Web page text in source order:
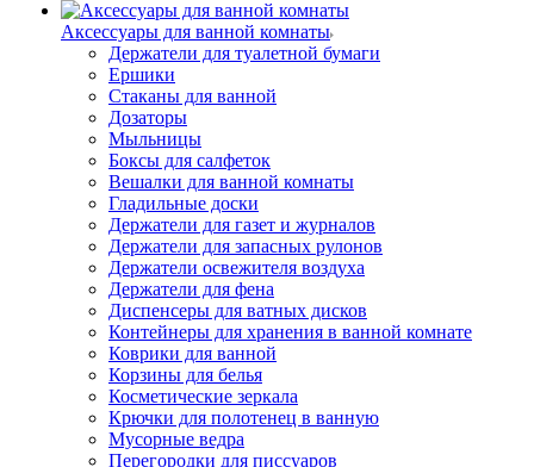
Аксессуары для ванной комнаты
Держатели для туалетной бумаги
Ершики
Стаканы для ванной
Дозаторы
Мыльницы
Боксы для салфеток
Вешалки для ванной комнаты
Гладильные доски
Держатели для газет и журналов
Держатели для запасных рулонов
Держатели освежителя воздуха
Держатели для фена
Диспенсеры для ватных дисков
Контейнеры для хранения в ванной комнате
Коврики для ванной
Корзины для белья
Косметические зеркала
Крючки для полотенец в ванную
Мусорные ведра
Перегородки для писсуаров